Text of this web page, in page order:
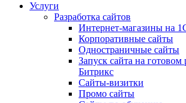
Услуги
Разработка сайтов
Интернет-магазины на
Корпоративные сайты
Одностраничные сайты
Запуск сайта на
Битрикс
Сайты-визитки
Промо сайты